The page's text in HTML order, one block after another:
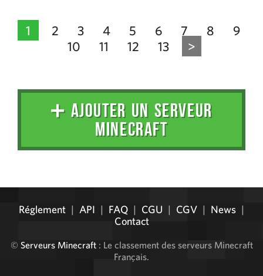
1 2 3 4 5 6 7 8
9
10
11 12 13 >
➕ AJOUTER UN SERVEUR
MINECRAFT
Réglement | API | FAQ | CGU | CGV | News |
Contact
© Serveurs Minecraft: Le classement des serveurs Minecraft
Français.